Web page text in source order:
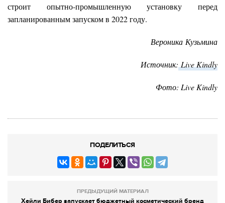
строит опытно-промышленную установку перед
запланированным запуском в 2022 году.
Вероника Кузьмина
Источник: Live Kindly
Фото: Live Kindly
ПОДЕЛИТЬСЯ
ПРЕДЫДУЩИЙ МАТЕРИАЛ
Хейли Бибер запускает бюджетный косметический бренд